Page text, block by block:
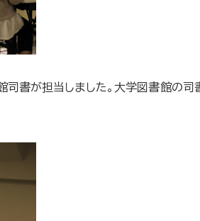
司書が担当しました。大学図書館